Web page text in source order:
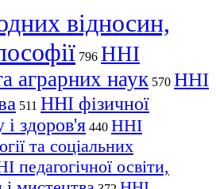
відносин,
796 ННІ
аграрних наук 570 ННІ
511 ННІ фізичної
і здоров'я 440 ННІ
та соціальних
педагогічної освіти,